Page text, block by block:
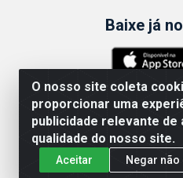
O nosso site coleta
proporcionar uma
publicidade relevante
qualidade do nosso site.
Aceitar Negar
Baixe já